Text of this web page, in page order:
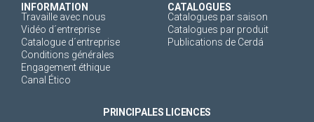
INFORMATION
Travaille avec nous
Vidéo d´entreprise
Catalogue d´entreprise
Conditions générales
Engagement éthique
Canal Ético
CATALOGUES
Catalogues par saison
Catalogues par produit
Publications de Cerdá
PRINCIPALES LICENCES